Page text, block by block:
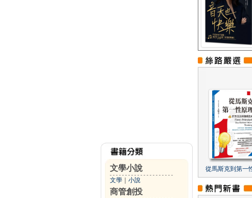
文學小說
文學 小說
商管創投
從馬斯克到第一